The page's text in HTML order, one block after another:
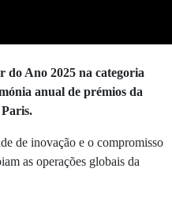
do Ano 2025 na categoria
anual de prémios da
de inovação e o compromisso
as operações globais da